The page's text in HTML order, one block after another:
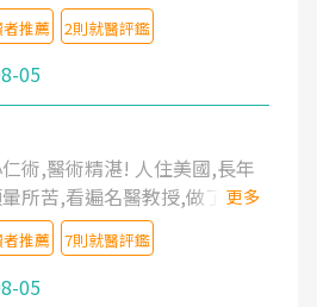
推薦 2則就醫評鑑
05
術,醫術精湛! 人住美國,長年
所苦,看遍名醫教授,做了各種
,中醫針灸及物理徒手治療都
類止痛藥都效果有限,只是壓
年失眠嚴重影響生活品質.
更多
推薦 7則就醫評鑑
05